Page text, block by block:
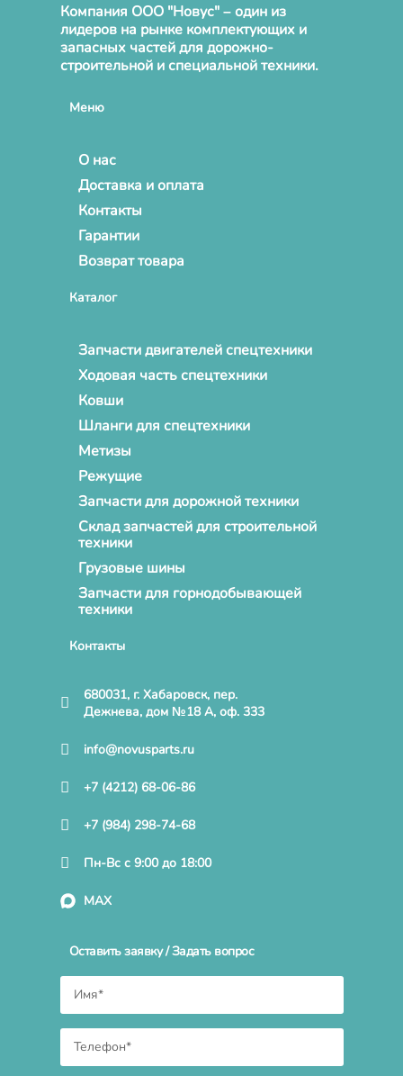
Компания ООО "Новус" – один из
лидеров на рынке комплектующих и
запасных частей для дорожно-
строительной и специальной техники.
Меню
О нас
Доставка и оплата
Контакты
Гарантии
Возврат товара
Каталог
Запчасти двигателей спецтехники
Ходовая часть спецтехники
Ковши
Шланги для спецтехники
Метизы
Режущие
Запчасти для дорожной техники
Склад запчастей для строительной
техники
Грузовые шины
Запчасти для горнодобывающей
техники
Контакты
680031, г. Хабаровск, пер.
Дежнева, дом №18 А, оф. 333
info@novusparts.ru
+7 (4212) 68-06-86
+7 (984) 298-74-68
Пн-Вс с 9:00 до 18:00
MAX
Оставить заявку / Задать вопрос